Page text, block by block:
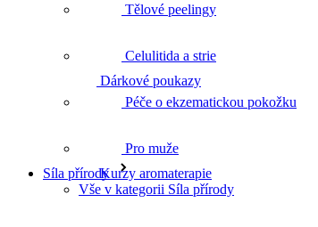
Dárkové poukazy
Kurzy aromaterapie
Tělové peelingy
Celulitida a strie
Péče o ekzematickou pokožku
Pro muže
Síla přírody
Vše v kategorii Síla přírody